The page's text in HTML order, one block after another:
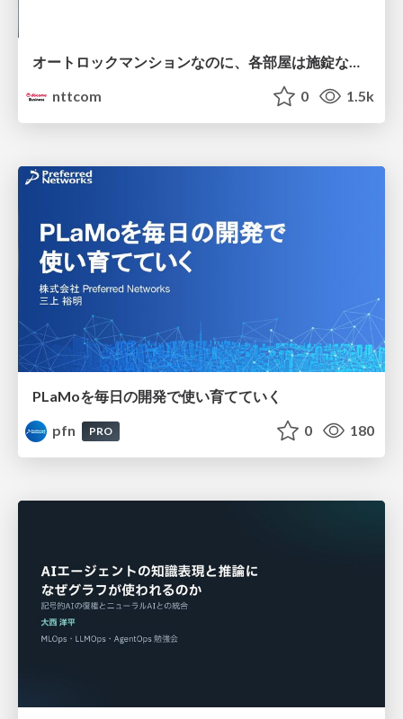
オートロックマンションなのに、各部屋は施錠なし！？ 攻撃者が組織内ネットワークで大暴れする理由 / The Front Door Is Locked, but the Rooms Are Wide Open: Why Attackers Move Freely Inside Enterprise Networks
nttcom
0 1.5k
PLaMoを毎日の開発で使い育てていく
pfn
PRO 0 180